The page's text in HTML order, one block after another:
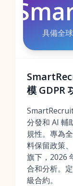
具備全
模 GDPR
分發和 AI 輔
規性。專為
料保留政策
旗下，2026
合和分析。
級合約。